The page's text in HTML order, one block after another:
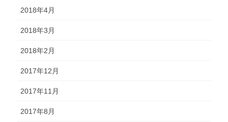
2018年4月
2018年3月
2018年2月
2017年12月
2017年11月
2017年8月